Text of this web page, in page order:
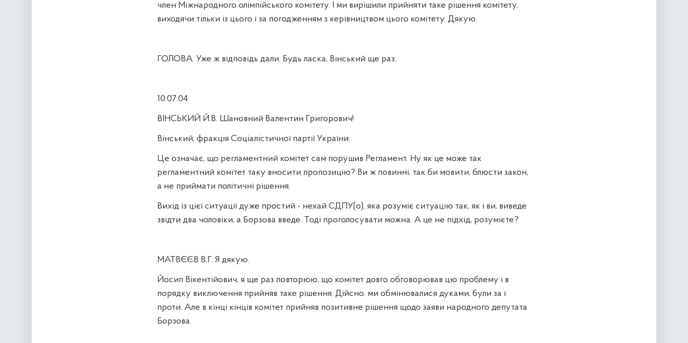
член Міжнародного олімпійського комітету. І ми вирішили прийняти таке рішення комітету,
виходячи тільки із цього і за погодженням з керівництвом цього комітету. Дякую.
ГОЛОВА. Уже ж відповідь дали. Будь ласка, Вінський ще раз.
10:07:04
ВІНСЬКИЙ Й.В. Шановний Валентин Григорович!
Вінський, фракція Соціалістичної партії України.
Це означає, що регламентний комітет сам порушив Регламент. Ну як це може так
регламентний комітет таку вносити пропозицію? Ви ж повинні, так би мовити, блюсти закон,
а не приймати політичні рішення.
Вихід із цієї ситуації дуже простий - нехай СДПУ(о), яка розуміє ситуацію так, як і ви, виведе
звідти два чоловіки, а Борзова введе. Тоді проголосувати можна. А це не підхід, розумієте?
МАТВЄЄВ В.Г. Я дякую.
Йосип Вікентійович, я ще раз повторюю, що комітет довго обговорював цю проблему і в
порядку виключення прийняв таке рішення. Дійсно. ми обмінювалися дуками, були за і
проти. Але в кінці кінців комітет прийняв позитивне рішення щодо заяви народного депутата
Борзова.